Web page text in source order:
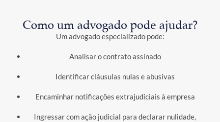
Como um advogado pode ajudar?
Um advogado especializado pode:
Analisar o contrato assinado
Identificar cláusulas nulas e abusivas
Encaminhar notificações extrajudiciais à empresa
Ingressar com ação judicial para declarar nulidade,